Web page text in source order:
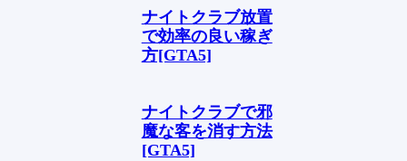
ナイトクラブ放置
で効率の良い稼ぎ
方[GTA5]
ナイトクラブで邪
魔な客を消す方法
[GTA5]